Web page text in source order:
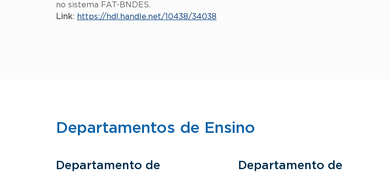
no sistema FAT-BNDES.
Link: https://hdl.handle.net/10438/34038
Departamentos de Ensino
Departamento de
Departamento de